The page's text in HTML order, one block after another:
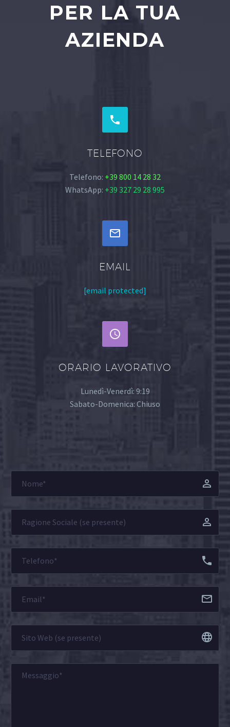
PER LA TUA
AZIENDA


TELEFONO
Telefono: +39 800 14 28 32
WhatsApp: +39 327 29 28 995


EMAIL
[email protected]


ORARIO LAVORATIVO
Lunedì-Venerdì: 9:19
Sabato-Domenica: Chiuso